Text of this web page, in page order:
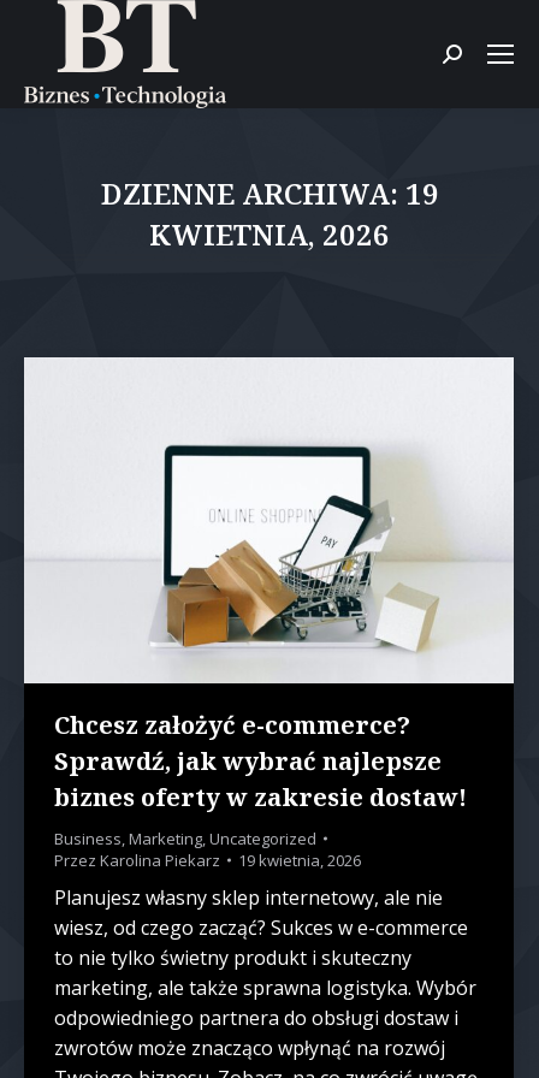
Szukaj:
DZIENNE ARCHIWA: 19
KWIETNIA, 2026
Chcesz założyć e-commerce?
Sprawdź, jak wybrać najlepsze
biznes oferty w zakresie dostaw!
Business,Marketing,Uncategorized
Przez Karolina Piekarz 19 kwietnia, 2026
Planujesz własny sklep internetowy, ale nie
wiesz, od czego zacząć? Sukces w e-commerce
to nie tylko świetny produkt i skuteczny
marketing, ale także sprawna logistyka. Wybór
odpowiedniego partnera do obsługi dostaw i
zwrotów może znacząco wpłynąć na rozwój